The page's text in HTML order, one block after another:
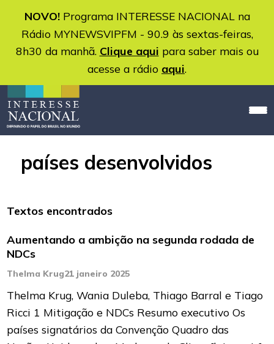
NOVO!Programa INTERESSE NACIONAL na
Rádio MYNEWSVIPFM - 90.9 às sextas-feiras,
8h30 da manhã. Clique aqui para saber mais ou
acesse a rádio aqui.
países desenvolvidos
Textos encontrados
Aumentando a ambição na segunda rodada de
NDCs
Thelma Krug21 janeiro 2025
Thelma Krug, Wania Duleba, Thiago Barral e Tiago
Ricci 1 Mitigação e NDCs Resumo executivo Os
países signatários da Convenção Quadro das